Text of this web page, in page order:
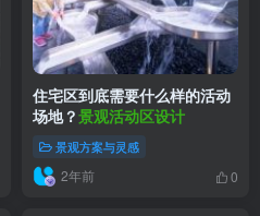
住宅区到底需要什么样的活动
场地？景观活动区设计
景观方案与灵感
2年前 0